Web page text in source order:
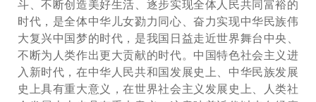
斗、不断创造美好生活、逐步实现全体人民共同富裕的
时代，是全体中华儿女勠力同心、奋力实现中华民族伟
大复兴中国梦的时代，是我国日益走近世界舞台中央、
不断为人类作出更大贡献的时代。中国特色社会主义进
入新时代，在中华人民共和国发展史上、中华民族发展
史上具有重大意义，在世界社会主义发展史上、人类社